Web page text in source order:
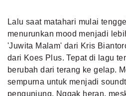
Lalu saat matahari mulai
menurunkan mood menjadi
'Juwita Malam' dari Kris
dari Koes Plus. Tepat di lagu
berubah dari terang ke gelap.
sempurna untuk menjadi
pengunjung. Nggak heran,